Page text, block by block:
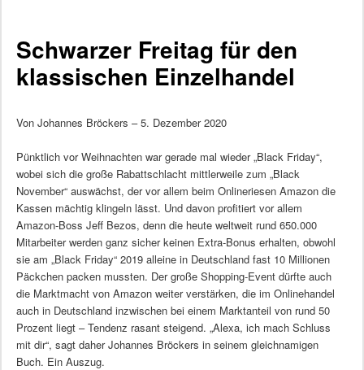
Schwarzer Freitag für den
klassischen Einzelhandel
Von Johannes Bröckers – 5. Dezember 2020
Pünktlich vor Weihnachten war gerade mal wieder „Black Friday“,
wobei sich die große Rabattschlacht mittlerweile zum „Black
November“ auswächst, der vor allem beim Onlineriesen Amazon die
Kassen mächtig klingeln lässt. Und davon profitiert vor allem
Amazon-Boss Jeff Bezos, denn die heute weltweit rund 650.000
Mitarbeiter werden ganz sicher keinen Extra-Bonus erhalten, obwohl
sie am „Black Friday“ 2019 alleine in Deutschland fast 10 Millionen
Päckchen packen mussten. Der große Shopping-Event dürfte auch
die Marktmacht von Amazon weiter verstärken, die im Onlinehandel
auch in Deutschland inzwischen bei einem Marktanteil von rund 50
Prozent liegt – Tendenz rasant steigend. „Alexa, ich mach Schluss
mit dir“, sagt daher Johannes Bröckers in seinem gleichnamigen
Buch. Ein Auszug.